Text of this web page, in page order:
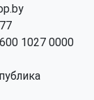
1027 0000